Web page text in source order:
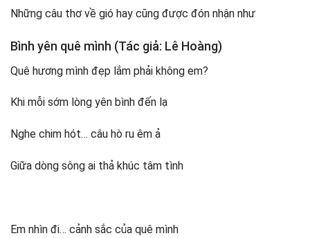
Những câu thơ về gió hay cũng được đón nhận như
Bình yên quê mình (Tác giả: Lê Hoàng)
Quê hương mình đẹp lắm phải không em?
Khi mỗi sớm lòng yên bình đến lạ
Nghe chim hót… câu hò ru êm ả
Giữa dòng sông ai thả khúc tâm tình
Em nhìn đi… cảnh sắc của quê mình